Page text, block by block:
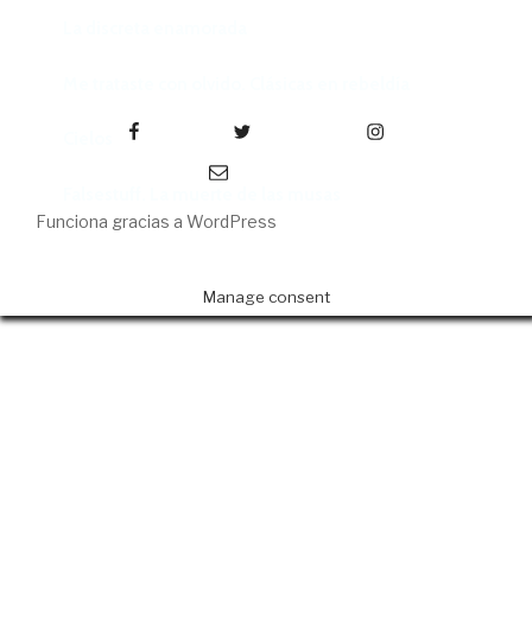
Correo electrónico
Funciona gracias a WordPress
Manage consent